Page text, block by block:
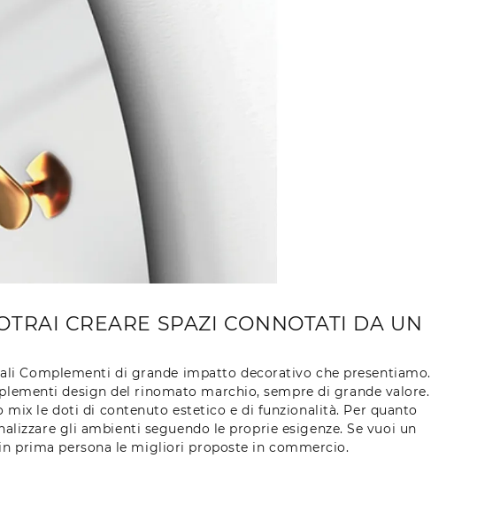
CREARE SPAZI CONNOTATI DA UN
Complementi di grande impatto decorativo che presentiamo.
design del rinomato marchio, sempre di grande valore.
le doti di contenuto estetico e di funzionalità. Per quanto
gli ambienti seguendo le proprie esigenze. Se vuoi un
prima persona le migliori proposte in commercio.